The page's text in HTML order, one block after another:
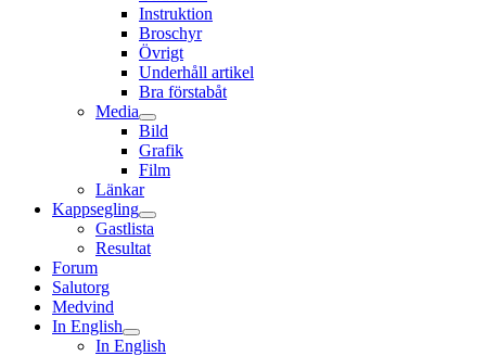
Instruktion
Broschyr
Övrigt
Underhåll artikel
Bra förstabåt
Media
Bild
Grafik
Film
Länkar
Kappsegling
Gastlista
Resultat
Forum
Salutorg
Medvind
In English
In English